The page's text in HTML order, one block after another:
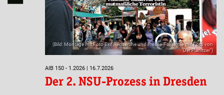
(Bild: Montage mit Foto Exif Recherche und Presse-Faksimile mit Foto von
"Der Planitzer")
AIB 150 - 1.2026 | 16.7.2026
Der 2. NSU-Prozess in Dresden